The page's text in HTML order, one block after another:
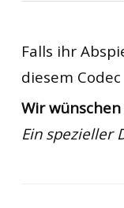
Falls ihr
diesem Codec
Wir
Ein spezieller